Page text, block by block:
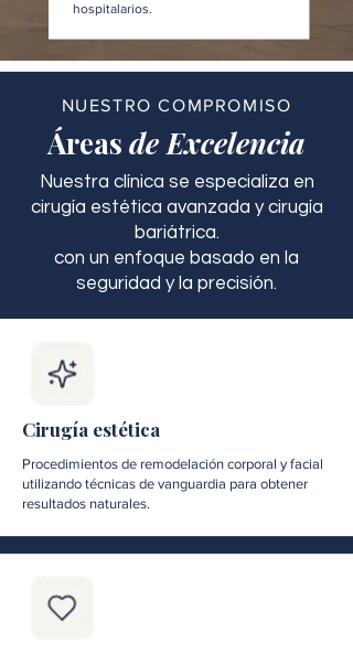
hospitalarios.
NUESTRO COMPROMISO
Áreas de Excelencia
Nuestra clínica se especializa en
cirugía estética avanzada y cirugía
bariátrica.
con un enfoque basado en la
seguridad y la precisión.
Cirugía estética
Procedimientos de remodelación corporal y facial
utilizando técnicas de vanguardia para obtener
resultados naturales.